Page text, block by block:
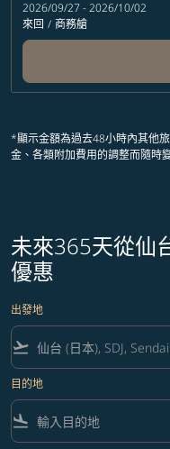
2026/09/27 - 2026/10/02
來回 / 商務艙
*顯示金額為過去48小時內其他
金、各類附加費用的調整而隨時
未來365天從仙
優惠
出發地
flight_takeoff
目的地
flight_land